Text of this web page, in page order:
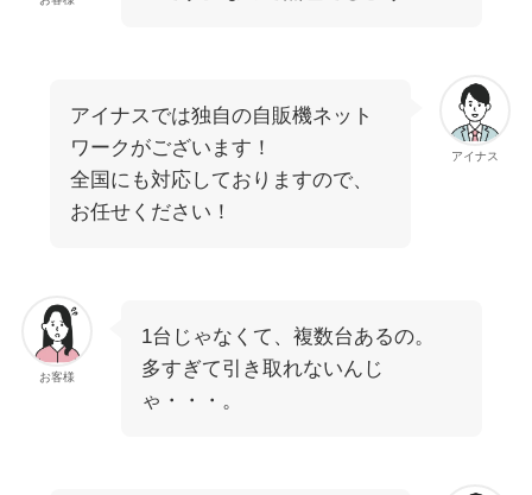
アイナス
アイナスでは独自の自販機ネット
ワークがございます！
全国にも対応しておりますので、
お任せください！
お客様
1台じゃなくて、複数台あるの。
多すぎて引き取れないんじ
ゃ・・・。